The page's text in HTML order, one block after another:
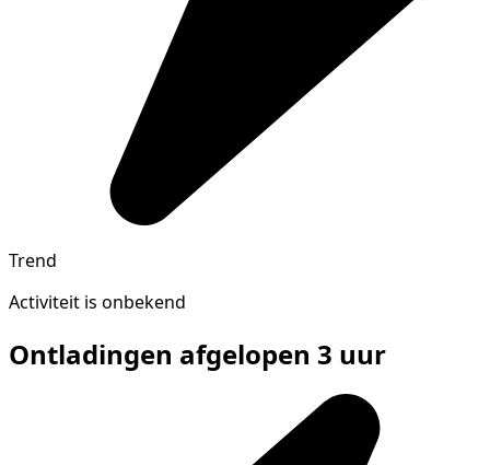
Trend
Activiteit is onbekend
Ontladingen afgelopen 3 uur